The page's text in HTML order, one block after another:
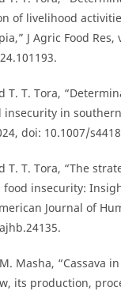
of livelihood
J Agric Food Res,
T. T. Tora,
in
doi: 10.1007/
T. T. Tora, “The
insecurity:
Journal of
Masha, “Cassava
its production,